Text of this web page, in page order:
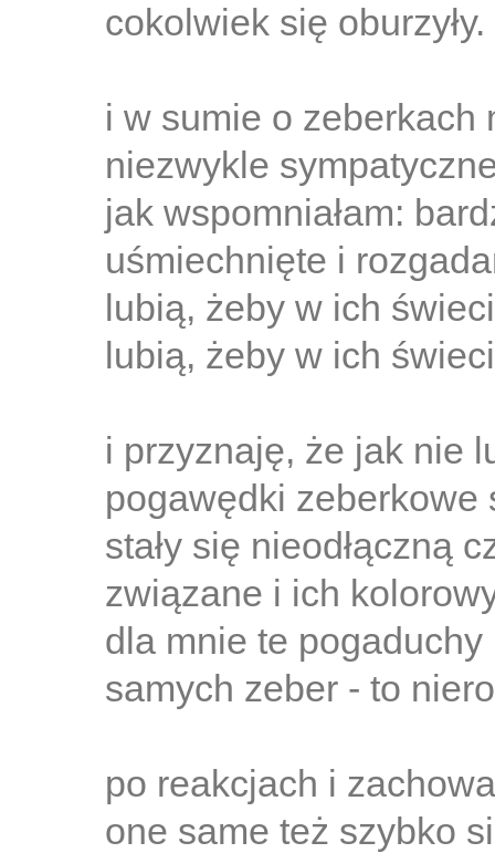
cokolwiek się oburzyły.
i w sumie o zeberkach
niezwykle
jak wspomniałam:
uśmiechnięte i
lubią, żeby w ich
lubią, żeby w ich
i przyznaję, że jak nie
pogawędki zeberkowe
stały się nieodłączną
związane i ich
dla mnie te
samych zeber - to
po reakcjach i
one same też szybko